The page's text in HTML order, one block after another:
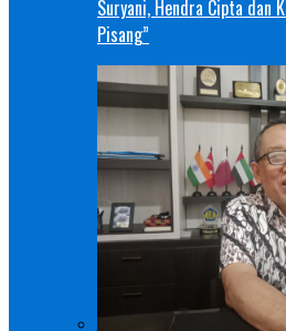
Suryani, Hendra Cipta dan
Pisang”